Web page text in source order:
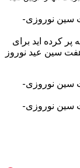
کرده اید برای
سین عید نوروز